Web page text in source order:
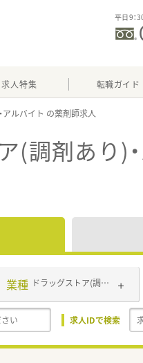
平日9：
求人特集 転職ガイド
アルバイト
(調剤あり)
業種 ドラッグストア(調剤あり)
求人IDで検索